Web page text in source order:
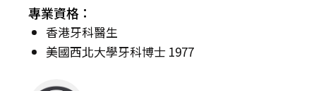
專業資格：
香港牙科醫生
美國西北大學牙科博士 1977